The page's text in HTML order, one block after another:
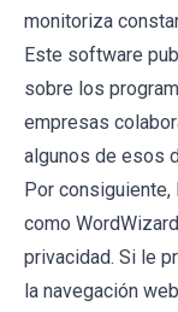
monitoriza
Este software
sobre los
empresas
algunos de esos
Por
como
privacidad. Si le
la navegación